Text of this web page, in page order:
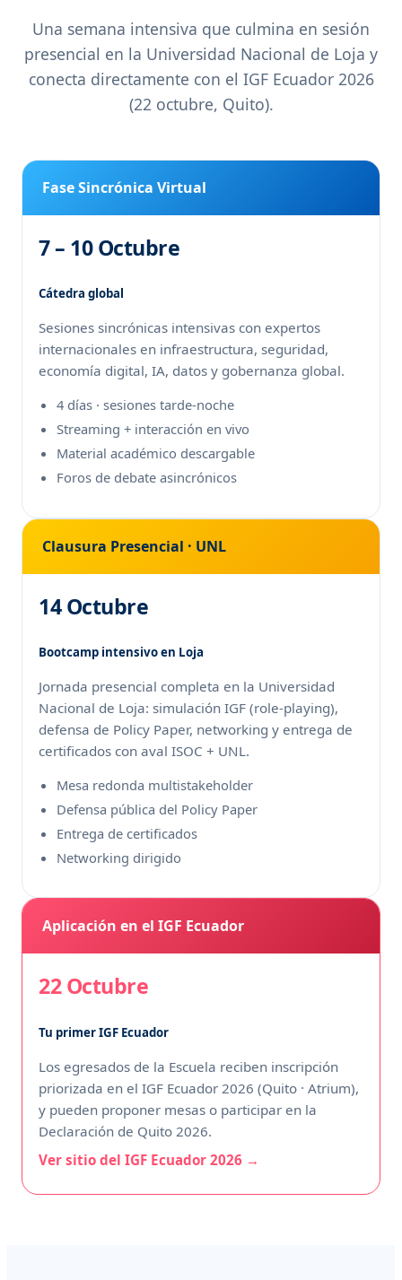
Una semana intensiva que culmina en sesión
presencial en la Universidad Nacional de Loja y
conecta directamente con el IGF Ecuador 2026
(22 octubre, Quito).
Fase Sincrónica Virtual
7 – 10 Octubre
Cátedra global
Sesiones sincrónicas intensivas con expertos
internacionales en infraestructura, seguridad,
economía digital, IA, datos y gobernanza global.
4 días · sesiones tarde-noche
Streaming + interacción en vivo
Material académico descargable
Foros de debate asincrónicos
Clausura Presencial · UNL
14 Octubre
Bootcamp intensivo en Loja
Jornada presencial completa en la Universidad
Nacional de Loja: simulación IGF (role-playing),
defensa de Policy Paper, networking y entrega de
certificados con aval ISOC + UNL.
Mesa redonda multistakeholder
Defensa pública del Policy Paper
Entrega de certificados
Networking dirigido
Aplicación en el IGF Ecuador
22 Octubre
Tu primer IGF Ecuador
Los egresados de la Escuela reciben inscripción
priorizada en el IGF Ecuador 2026 (Quito · Atrium),
y pueden proponer mesas o participar en la
Declaración de Quito 2026.
Ver sitio del IGF Ecuador 2026 →